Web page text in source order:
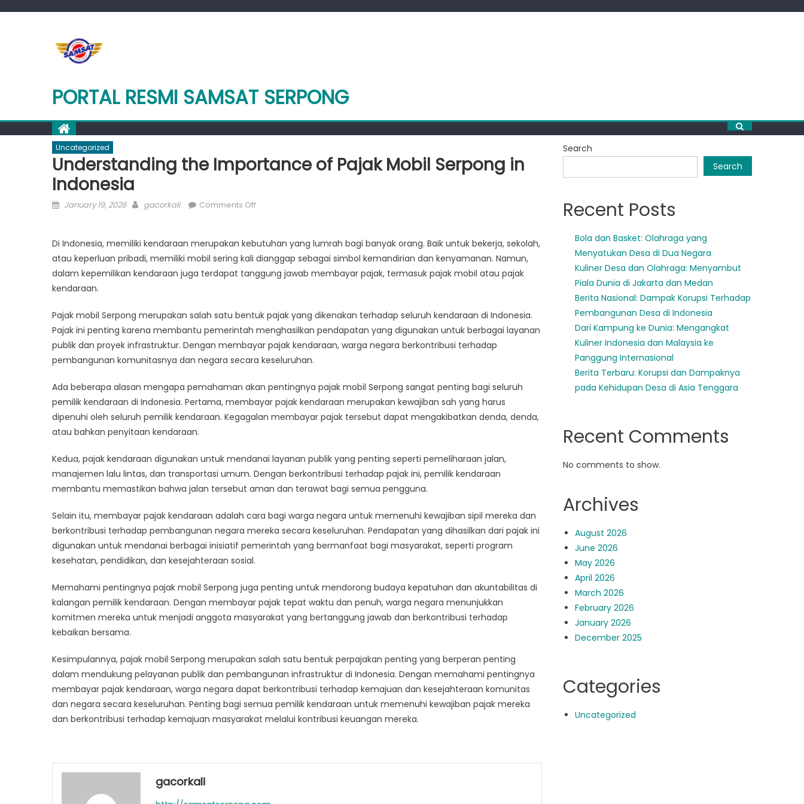
PORTAL RESMI SAMSAT SERPONG
Uncategorized
Understanding the Importance of Pajak Mobil Serpong in
Indonesia
Posted
January 19, 2026 Author
gacorkali Comments Offon
Importance
of
Pajak
in
Indonesia
Di Indonesia, memiliki kendaraan merupakan kebutuhan yang lumrah bagi banyak orang. Baik untuk bekerja, sekolah,
atau keperluan pribadi, memiliki mobil sering kali dianggap sebagai simbol kemandirian dan kenyamanan. Namun,
dalam kepemilikan kendaraan juga terdapat tanggung jawab membayar pajak, termasuk pajak mobil atau pajak
kendaraan.
Pajak mobil Serpong merupakan salah satu bentuk pajak yang dikenakan terhadap seluruh kendaraan di Indonesia.
Pajak ini penting karena membantu pemerintah menghasilkan pendapatan yang digunakan untuk berbagai layanan
publik dan proyek infrastruktur. Dengan membayar pajak kendaraan, warga negara berkontribusi terhadap
pembangunan komunitasnya dan negara secara keseluruhan.
Ada beberapa alasan mengapa pemahaman akan pentingnya pajak mobil Serpong sangat penting bagi seluruh
pemilik kendaraan di Indonesia. Pertama, membayar pajak kendaraan merupakan kewajiban sah yang harus
dipenuhi oleh seluruh pemilik kendaraan. Kegagalan membayar pajak tersebut dapat mengakibatkan denda, denda,
atau bahkan penyitaan kendaraan.
Kedua, pajak kendaraan digunakan untuk mendanai layanan publik yang penting seperti pemeliharaan jalan,
manajemen lalu lintas, dan transportasi umum. Dengan berkontribusi terhadap pajak ini, pemilik kendaraan
membantu memastikan bahwa jalan tersebut aman dan terawat bagi semua pengguna.
Selain itu, membayar pajak kendaraan adalah cara bagi warga negara untuk memenuhi kewajiban sipil mereka dan
berkontribusi terhadap pembangunan negara mereka secara keseluruhan. Pendapatan yang dihasilkan dari pajak ini
digunakan untuk mendanai berbagai inisiatif pemerintah yang bermanfaat bagi masyarakat, seperti program
kesehatan, pendidikan, dan kesejahteraan sosial.
Memahami pentingnya pajak mobil Serpong juga penting untuk mendorong budaya kepatuhan dan akuntabilitas di
kalangan pemilik kendaraan. Dengan membayar pajak tepat waktu dan penuh, warga negara menunjukkan
komitmen mereka untuk menjadi anggota masyarakat yang bertanggung jawab dan berkontribusi terhadap
kebaikan bersama.
Kesimpulannya, pajak mobil Serpong merupakan salah satu bentuk perpajakan penting yang berperan penting
dalam mendukung pelayanan publik dan pembangunan infrastruktur di Indonesia. Dengan memahami pentingnya
membayar pajak kendaraan, warga negara dapat berkontribusi terhadap kemajuan dan kesejahteraan komunitas
dan negara secara keseluruhan. Penting bagi semua pemilik kendaraan untuk memenuhi kewajiban pajak mereka
dan berkontribusi terhadap kemajuan masyarakat melalui kontribusi keuangan mereka.
gacorkali
Search
Search
Recent Posts
Bola dan Basket: Olahraga yang
Menyatukan Desa di Dua Negara
Kuliner Desa dan Olahraga: Menyambut
Piala Dunia di Jakarta dan Medan
Berita Nasional: Dampak Korupsi Terhadap
Pembangunan Desa di Indonesia
Dari Kampung ke Dunia: Mengangkat
Kuliner Indonesia dan Malaysia ke
Panggung Internasional
Berita Terbaru: Korupsi dan Dampaknya
pada Kehidupan Desa di Asia Tenggara
Recent Comments
No comments to show.
Archives
August 2026
June 2026
May 2026
April 2026
March 2026
February 2026
January 2026
December 2025
Categories
Uncategorized